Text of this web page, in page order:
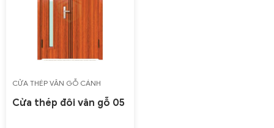
CỬA THÉP VÂN GỖ CÁNH
PHẲNG LOẠI 2 CÁNH
Cửa thép đôi vân gỗ 05